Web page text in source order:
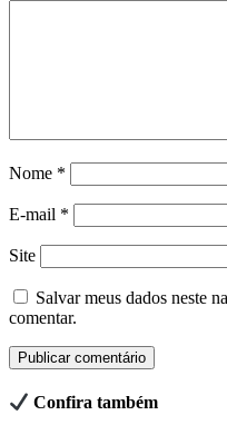
Nome *
E-mail *
Site
Salvar meus dados neste
comentar.
Confira também